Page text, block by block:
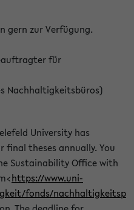
gern zur Verfügung.
für
Nachhaltigkeitsbüros)
University has
final theses annually. You
Sustainability Office with
https://www.uni-
fonds/nachhaltigkeitsp